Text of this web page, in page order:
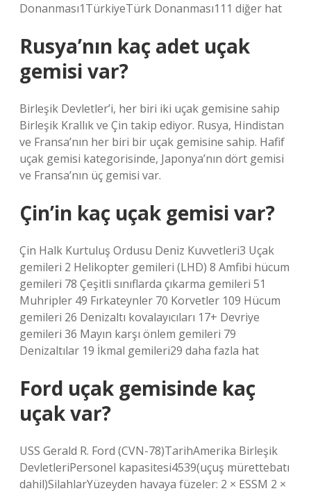
Donanması1TürkiyeTürk Donanması111 diğer hat
Rusya’nın kaç adet uçak
gemisi var?
Birleşik Devletler’i, her biri iki uçak gemisine sahip
Birleşik Krallık ve Çin takip ediyor. Rusya, Hindistan
ve Fransa’nın her biri bir uçak gemisine sahip. Hafif
uçak gemisi kategorisinde, Japonya’nın dört gemisi
ve Fransa’nın üç gemisi var.
Çin’in kaç uçak gemisi var?
Çin Halk Kurtuluş Ordusu Deniz Kuvvetleri3 Uçak
gemileri 2 Helikopter gemileri (LHD) 8 Amfibi hücum
gemileri 78 Çeşitli sınıflarda çıkarma gemileri 51
Muhripler 49 Fırkateynler 70 Korvetler 109 Hücum
gemileri 26 Denizaltı kovalayıcıları 17+ Devriye
gemileri 36 Mayın karşı önlem gemileri 79
Denizaltılar 19 İkmal gemileri29 daha fazla hat
Ford uçak gemisinde kaç
uçak var?
USS Gerald R. Ford (CVN-78)TarihAmerika Birleşik
DevletleriPersonel kapasitesi4539(uçuş mürettebatı
dahil)SilahlarYüzeyden havaya füzeler: 2 × ESSM 2 ×